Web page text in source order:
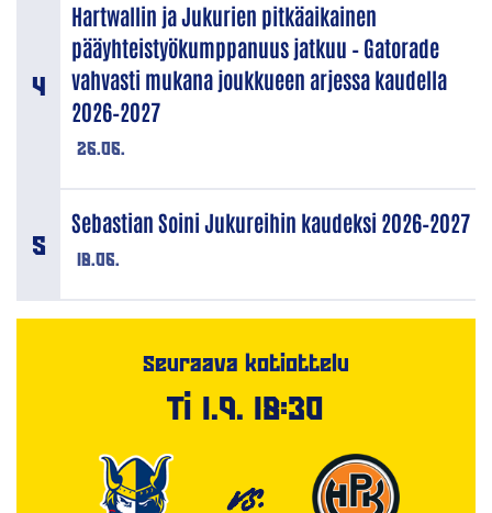
26.06.
Hartwallin ja Jukurien pitkäaikainen
pääyhteistyökumppanuus jatkuu – Gatorade
vahvasti mukana joukkueen arjessa kaudella
2026–2027
18.06.
Sebastian Soini Jukureihin kaudeksi 2026–2027
Seuraava kotiottelu
Ti 1.9. 18:30
VS.